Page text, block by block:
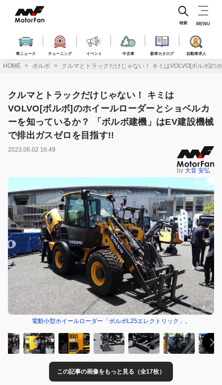
ス
車ニュース チューニング イベント 中古車 新車カタログ 自動車求人
検索 MENU
HOME ボルボ クルマとトラックだけじゃない！ キミはVOLVO[ボルボ]
クルマとトラックだけじゃない！ キミは
VOLVO[ボルボ]のホイールローダーとショベルカ
ーを知っているか？ 「ボルボ建機」はEV建設機械
で排出ガスゼロを目指す!!
2023.06.02 16:49
by 大音 安弘
電動小型ホイールローダー「ボルボL25エレクトリック」。
この記事の画像をもっと見る（全17枚）